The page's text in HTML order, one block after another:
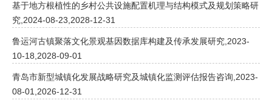
基于地方根植性的乡村公共设施配置机理与结构模式及规划策略研
究,2024-08-23,2028-12-31
鲁运河古镇聚落文化景观基因数据库构建及传承发展研究,2023-
10-18,2028-09-01
青岛市新型城镇化发展战略研究及城镇化监测评估报告咨询,2023-
08-01,2026-12-31